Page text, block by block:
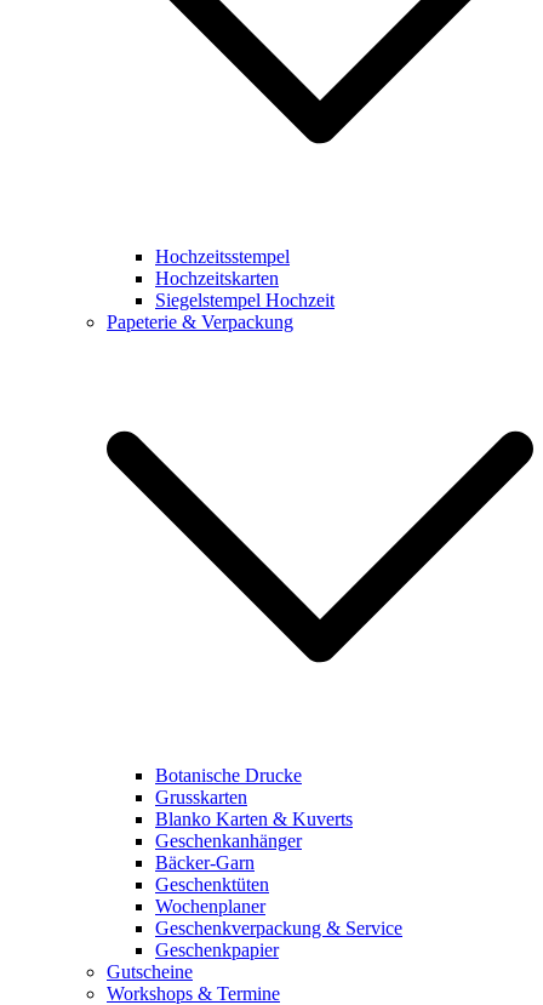
Hochzeitsstempel
Hochzeitskarten
Siegelstempel Hochzeit
Papeterie & Verpackung
Botanische Drucke
Grusskarten
Blanko Karten & Kuverts
Geschenkanhänger
Bäcker-Garn
Geschenktüten
Wochenplaner
Geschenkverpackung & Service
Geschenkpapier
Gutscheine
Workshops & Termine